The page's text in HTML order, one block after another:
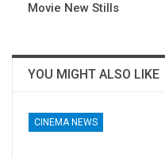
Movie New Stills
YOU MIGHT ALSO LIKE
CINEMA NEWS